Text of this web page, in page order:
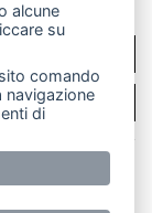
riservati.
anche
alcune
su
comando
navigazione
di